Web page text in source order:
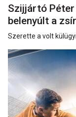
Szijjártó
belenyúlt a
Szerette a volt